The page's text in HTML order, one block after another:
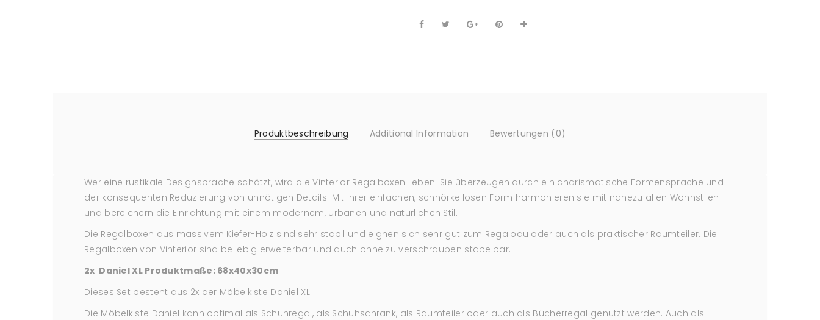
Produktbeschreibung Additional Information Bewertungen (0)
Wer eine rustikale Designsprache schätzt, wird die Vinterior Regalboxen lieben. Sie überzeugen durch ein charismatische Formensprache und
der konsequenten Reduzierung von unnötigen Details. Mit ihrer einfachen, schnörkellosen Form harmonieren sie mit nahezu allen Wohnstilen
und bereichern die Einrichtung mit einem modernem, urbanen und natürlichen Stil.
Die Regalboxen aus massivem Kiefer-Holz sind sehr stabil und eignen sich sehr gut zum Regalbau oder auch als praktischer Raumteiler. Die
Regalboxen von Vinterior sind beliebig erweiterbar und auch ohne zu verschrauben stapelbar.
2x Daniel XL Produktmaße: 68x40x30cm
Dieses Set besteht aus 2x der Möbelkiste Daniel XL.
Die Möbelkiste Daniel kann optimal als Schuhregal, als Schuhschrank, als Raumteiler oder auch als Bücherregal genutzt werden. Auch als